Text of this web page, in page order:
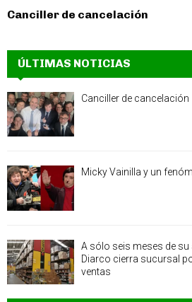
Canciller de cancelación
ÚLTIMAS NOTICIAS
Canciller de cancelación
Micky Vainilla y un
A sólo seis meses de
Diarco cierra sucursal
ventas